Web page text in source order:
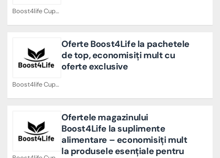
Boost4life Cupoane
Boost4life Cupoane
Oferte Boost4Life la pachetele
de top, economisiți mult cu
oferte exclusive
Ofertele magazinului
Boost4Life la suplimente
alimentare – economisiți mult
la produsele esențiale pentru